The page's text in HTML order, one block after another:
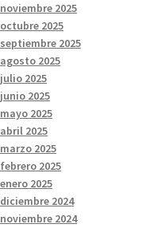
noviembre 2025
octubre 2025
septiembre 2025
agosto 2025
julio 2025
junio 2025
mayo 2025
abril 2025
marzo 2025
febrero 2025
enero 2025
diciembre 2024
noviembre 2024